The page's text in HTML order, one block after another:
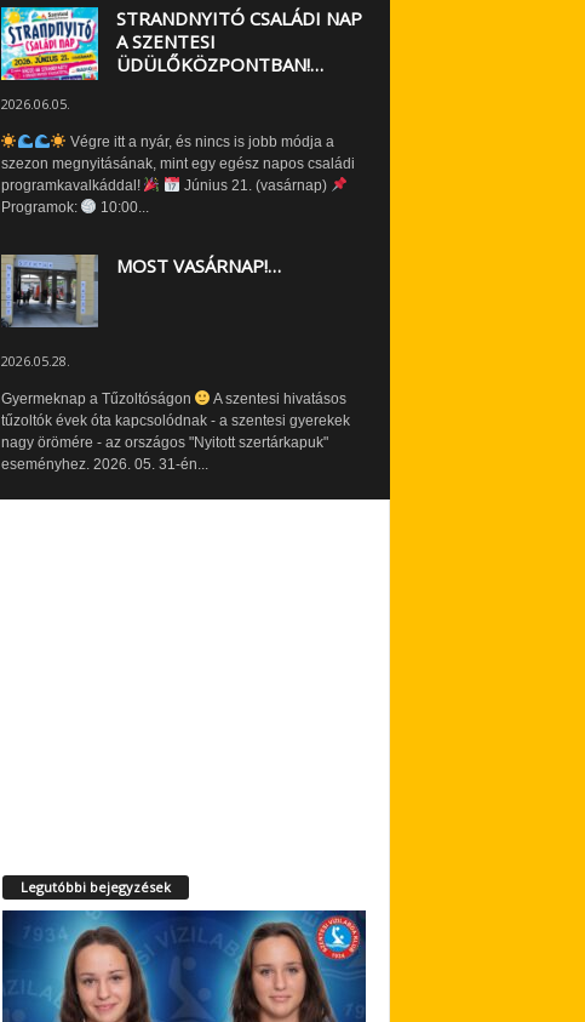
STRANDNYITÓ CSALÁDI NAP
A SZENTESI
ÜDÜLŐKÖZPONTBAN!…
2026.06.05.
Végre itt a nyár, és nincs is jobb módja a
szezon megnyitásának, mint egy egész napos családi
programkavalkáddal!
Június 21. (vasárnap)
Programok:
10:00...
MOST VASÁRNAP!…
2026.05.28.
Gyermeknap a Tűzoltóságon
A szentesi hivatásos
tűzoltók évek óta kapcsolódnak - a szentesi gyerekek
nagy örömére - az országos "Nyitott szertárkapuk"
eseményhez. 2026. 05. 31-én...
Legutóbbi bejegyzések